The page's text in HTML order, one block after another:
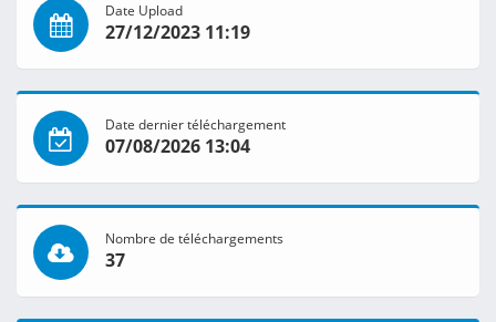
Date Upload
27/12/2023 11:19
Date dernier téléchargement
07/08/2026 13:04
Nombre de téléchargements
37